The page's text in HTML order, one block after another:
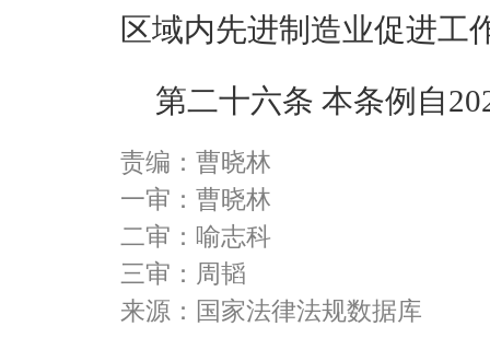
区域内先进制造业促进工
第二十六条 本条例自
责编：曹晓林
一审：曹晓林
二审：喻志科
三审：周韬
来源：国家法律法规数据库